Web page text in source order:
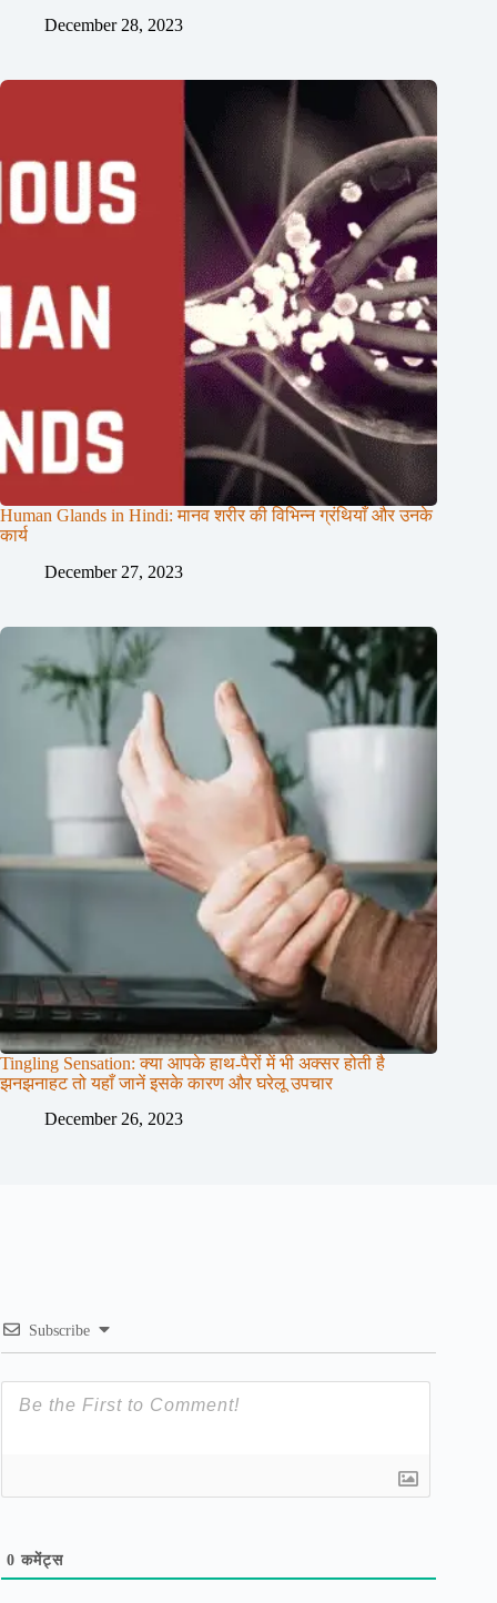
December 28, 2023
Human Glands in Hindi: मानव शरीर की विभिन्न ग्रंथियाँ और उनके
कार्य
December 27, 2023
Tingling Sensation: क्या आपके हाथ-पैरों में भी अक्सर होती है
झनझनाहट तो यहाँ जानें इसके कारण और घरेलू उपचार
December 26, 2023
Subscribe
0 कमेंट्स